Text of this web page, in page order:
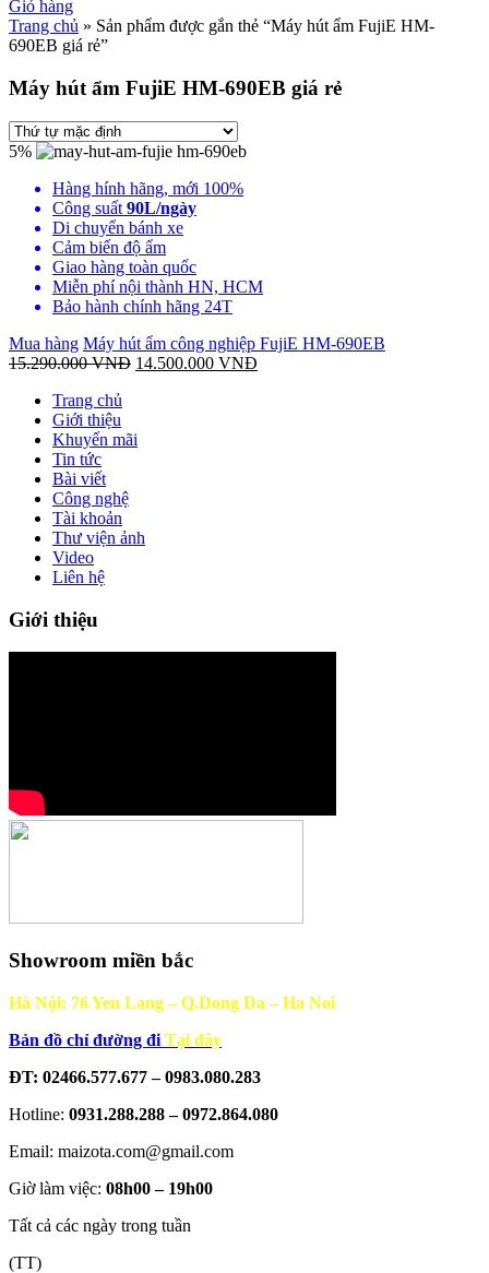
Giỏ hàng
Trang chủ » Sản phẩm được gắn thẻ “Máy hút ẩm FujiE HM-
690EB giá rẻ”
Máy hút ẩm FujiE HM-690EB giá rẻ
5%
Hàng hính hãng, mới 100%
Công suất 90L/ngày
Di chuyển bánh xe
Cảm biến độ ẩm
Giao hàng toàn quốc
Miễn phí nội thành HN, HCM
Bảo hành chính hãng 24T
Mua hàng Máy hút ẩm công nghiệp FujiE HM-690EB
15.290.000VNĐ 14.500.000 VNĐ
Trang chủ
Giới thiệu
Khuyến mãi
Tin tức
Bài viết
Công nghệ
Tài khoản
Thư viện ảnh
Video
Liên hệ
Giới thiệu
Showroom miền bắc
Hà Nội: 76 Yen Lang – Q.Dong Da – Ha Noi
Bản đồ chỉ đường đi Tại đây
ĐT: 02466.577.677 – 0983.080.283
Hotline: 0931.288.288 – 0972.864.080
Email: maizota.com@gmail.com
Giờ làm việc: 08h00 – 19h00
Tất cả các ngày trong tuần
(TT)